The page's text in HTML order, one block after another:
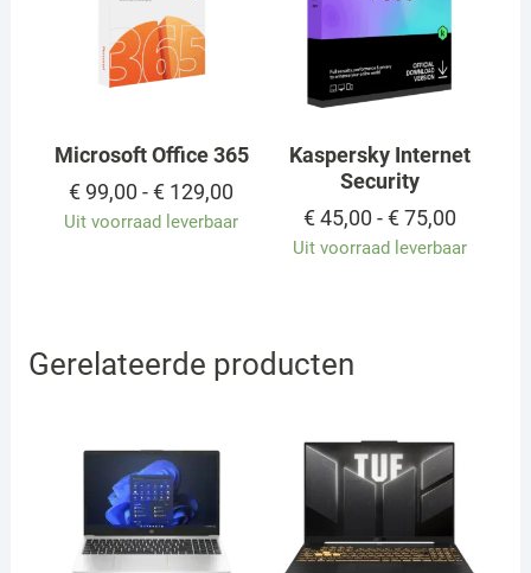
Microsoft Office 365
€ 99,00 - € 129,00
tot
€ 129,00
Uit voorraad leverbaar
Kaspersky Internet
Security
€45,00 - €75,00
tot
Uit voorraad leverbaar
Gerelateerde producten